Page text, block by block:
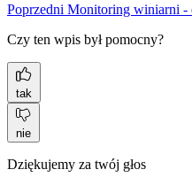
Poprzedni Monitoring winiarni
Czy ten wpis był pomocny?
tak
nie
Dziękujemy za twój głos